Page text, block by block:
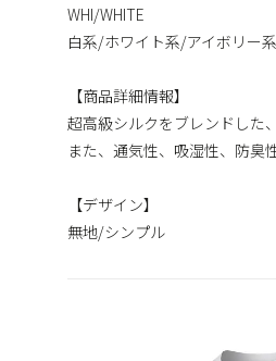
WHI/WHITE
白系/ホワイト系/アイボリー
【商品詳細情報】
超高級シルクをブレンドした
また、通気性、吸湿性、防臭
【デザイン】
無地/シンプル